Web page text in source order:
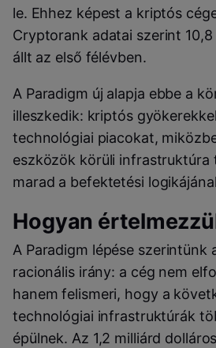
le. Ehhez képest a kriptós
Cryptorank adatai szerint
állt az első félévben.
A Paradigm új alapja ebbe a
illeszkedik: kriptós
technológiai piacokat,
eszközök körüli infrastruktúra
marad a befektetési
Hogyan
A Paradigm lépése szerintünk
racionális irány: a cég nem
hanem felismeri, hogy a
technológiai infrastruktúrák
épülnek. Az 1,2 milliárd